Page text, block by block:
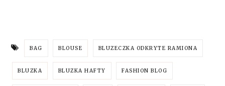
BAG BLOUSE BLUZECZKA ODKRYTE RAMIONA
BLUZKA BLUZKA HAFTY FASHION BLOG